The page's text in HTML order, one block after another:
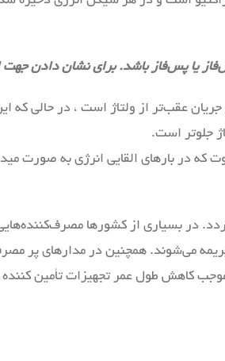
یا پس‌فاز باشد. برای نشان دادن جهت
عقب‌تر از ولتاژ است ، در حالی که
جلوتر است.
که در بارهای القایی انرژی به صورت
در بسیاری از کشورها
مقداری بین ۰٫۹ تا ۰٫۹۵ است) کمتر باشد جریمه
کاهش طول عمر تجهیزات تأمین کننده